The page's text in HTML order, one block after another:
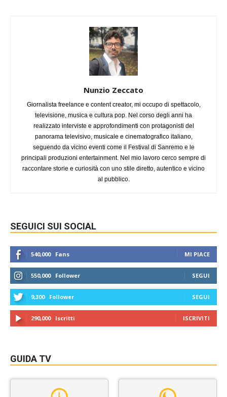
Nunzio Zeccato
Giornalista freelance e content creator, mi occupo di spettacolo,
televisione, musica e cultura pop. Nel corso degli anni ha
realizzato interviste e approfondimenti con protagonisti del
panorama televisivo, musicale e cinematografico italiano,
seguendo da vicino eventi come il Festival di Sanremo e le
principali produzioni entertainment. Nel mio lavoro cerco sempre di
raccontare storie e curiosità con uno stile diretto, autentico e vicino
al pubblico.
SEGUICI SUI SOCIAL
540,000 Fans MI PIACE
550,000 Follower SEGUI
9,300 Follower SEGUI
290,000 Iscritti ISCRIVITI
GUIDA TV